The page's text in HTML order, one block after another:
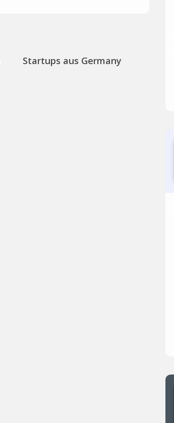
Startups aus Germany